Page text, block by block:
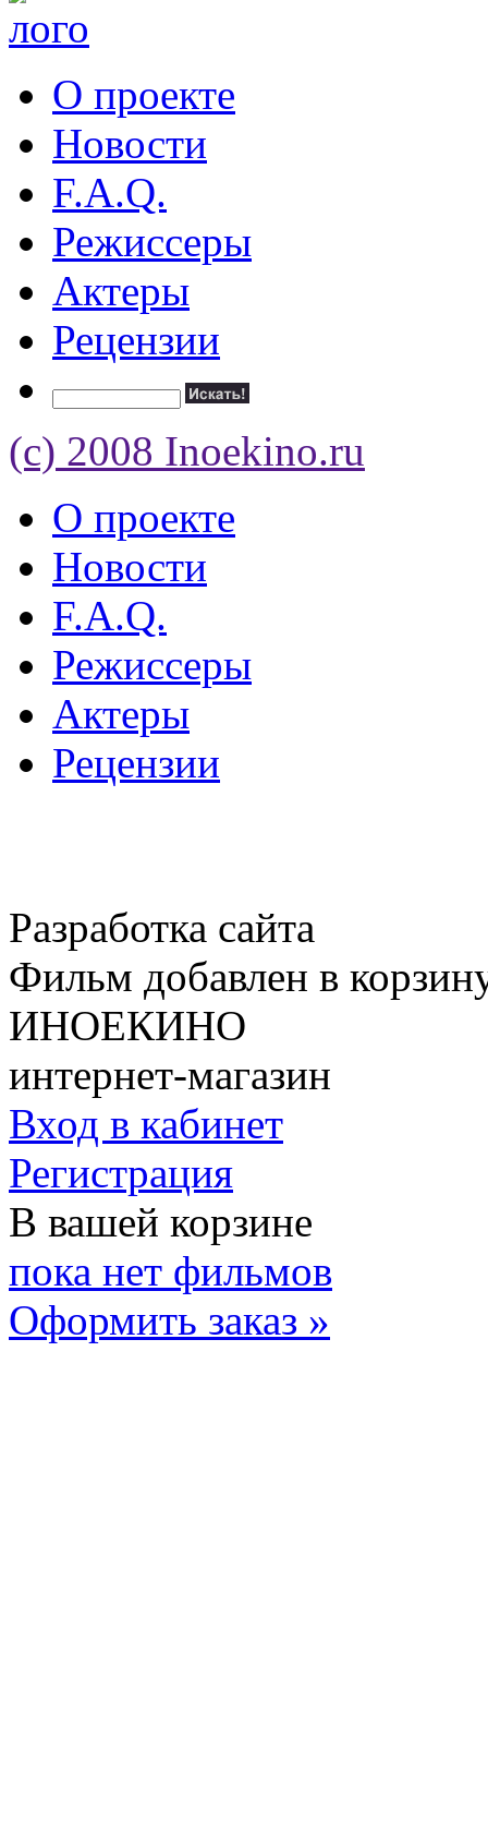
О проекте
Новости
F.A.Q.
Режиссеры
Актеры
Рецензии
(c) 2008 Inoekino.ru
О проекте
Новости
F.A.Q.
Режиссеры
Актеры
Рецензии
Разработка сайта
Фильм добавлен в
ИНОЕКИНО
интернет-магазин
Вход в кабинет
Регистрация
В вашей корзине
пока нет фильмов
Оформить заказ »